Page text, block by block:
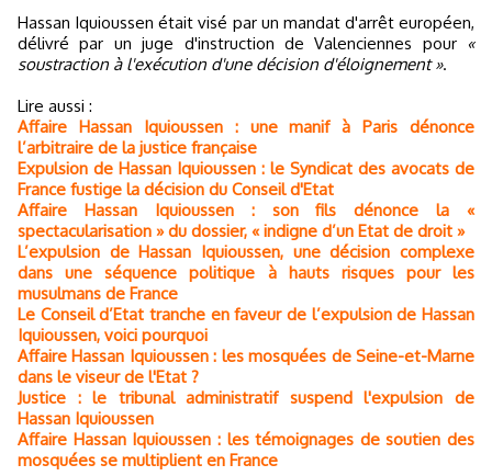
Hassan Iquioussen était visé par un mandat d'arrêt européen,
délivré par un juge d'instruction de Valenciennes pour «
soustraction à l'exécution d'une décision d'éloignement ».
Lire aussi :
Affaire Hassan Iquioussen : une manif à Paris dénonce
l’arbitraire de la justice française
Expulsion de Hassan Iquioussen : le Syndicat des avocats de
France fustige la décision du Conseil d'Etat
Affaire Hassan Iquioussen : son fils dénonce la «
spectacularisation » du dossier, « indigne d’un Etat de droit »
L’expulsion de Hassan Iquioussen, une décision complexe
dans une séquence politique à hauts risques pour les
musulmans de France
Le Conseil d’Etat tranche en faveur de l’expulsion de Hassan
Iquioussen, voici pourquoi
Affaire Hassan Iquioussen : les mosquées de Seine-et-Marne
dans le viseur de l'Etat ?
Justice : le tribunal administratif suspend l'expulsion de
Hassan Iquioussen
Affaire Hassan Iquioussen : les témoignages de soutien des
mosquées se multiplient en France